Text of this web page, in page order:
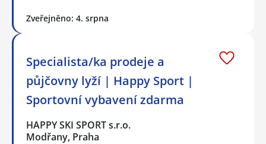
Zveřejněno: 4. srpna
Specialista/ka prodeje a
půjčovny lyží | Happy Sport |
Sportovní vybavení zdarma
HAPPY SKI SPORT s.r.o.
Modřany, Praha